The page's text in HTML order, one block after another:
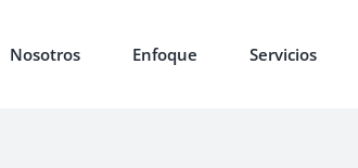
Nosotros Enfoque Servicios